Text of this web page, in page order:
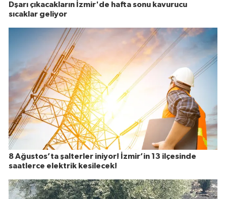
Dşarı çıkacakların İzmir'de hafta sonu kavurucu
sıcaklar geliyor
8 Ağustos’ta şalterler iniyor! İzmir’in 13 ilçesinde
saatlerce elektrik kesilecek!